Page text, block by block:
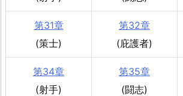
第31章
(策士)
第32章
(庇護者)
第34章
(射手)
第35章
(闘志)